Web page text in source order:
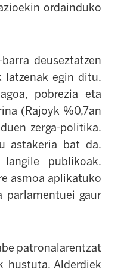
ordainduko
deuseztatzen
latzenak egin ditu.
pobrezia eta
(Rajoyk %0,7an
zerga-politika.
astakeria bat da.
publikoak.
asmoa aplikatuko
parlamentuei gaur
patronalarentzat
hustuta. Alderdiek